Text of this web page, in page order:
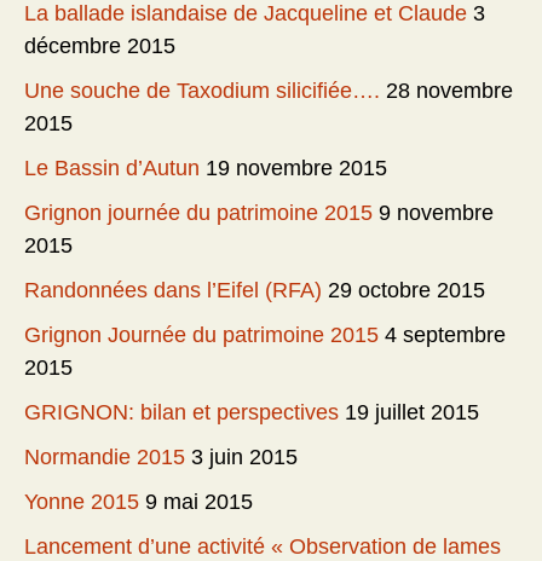
La ballade islandaise de Jacqueline et Claude 3
décembre 2015
Une souche de Taxodium silicifiée…. 28 novembre
2015
Le Bassin d’Autun 19 novembre 2015
Grignon journée du patrimoine 2015 9 novembre
2015
Randonnées dans l’Eifel (RFA) 29 octobre 2015
Grignon Journée du patrimoine 2015 4 septembre
2015
GRIGNON: bilan et perspectives 19 juillet 2015
Normandie 2015 3 juin 2015
Yonne 2015 9 mai 2015
Lancement d’une activité « Observation de lames